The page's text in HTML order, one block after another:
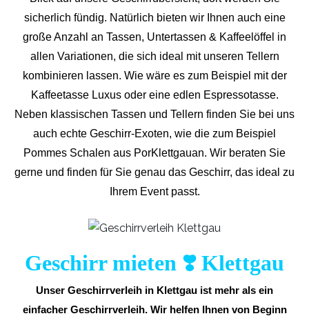
sicherlich fündig. Natürlich bieten wir Ihnen auch eine
große Anzahl an Tassen, Untertassen & Kaffeelöffel in
allen Variationen, die sich ideal mit unseren Tellern
kombinieren lassen. Wie wäre es zum Beispiel mit der
Kaffeetasse Luxus oder eine edlen Espressotasse.
Neben klassischen Tassen und Tellern finden Sie bei uns
auch echte Geschirr-Exoten, wie die zum Beispiel
Pommes Schalen aus PorKlettgauan. Wir beraten Sie
gerne und finden für Sie genau das Geschirr, das ideal zu
Ihrem Event passt.
Geschirr mieten ❣️ Klettgau
Unser Geschirrverleih in Klettgau ist mehr als ein
einfacher Geschirrverleih. Wir helfen Ihnen von Beginn